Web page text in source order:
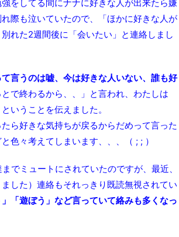
をしてる間にナナに好きな人が出来たら嫌
際も泣いていたので、「ほかに好きな人が
れた2週間後に「会いたい」と連絡しまし
言うのは嘘、今は好きな人いない、誰も好
で終わるから、、」と言われ、わたしは
ということを伝えました。
ら好きな気持ちが戻るからだめって言った
色々考えてしまいます、、、（ ; ; ）
でミュートにされていたのですが、最近、
した）連絡もそれっきり既読無視されてい
「遊ぼう」など言っていて絡みも多くなっ